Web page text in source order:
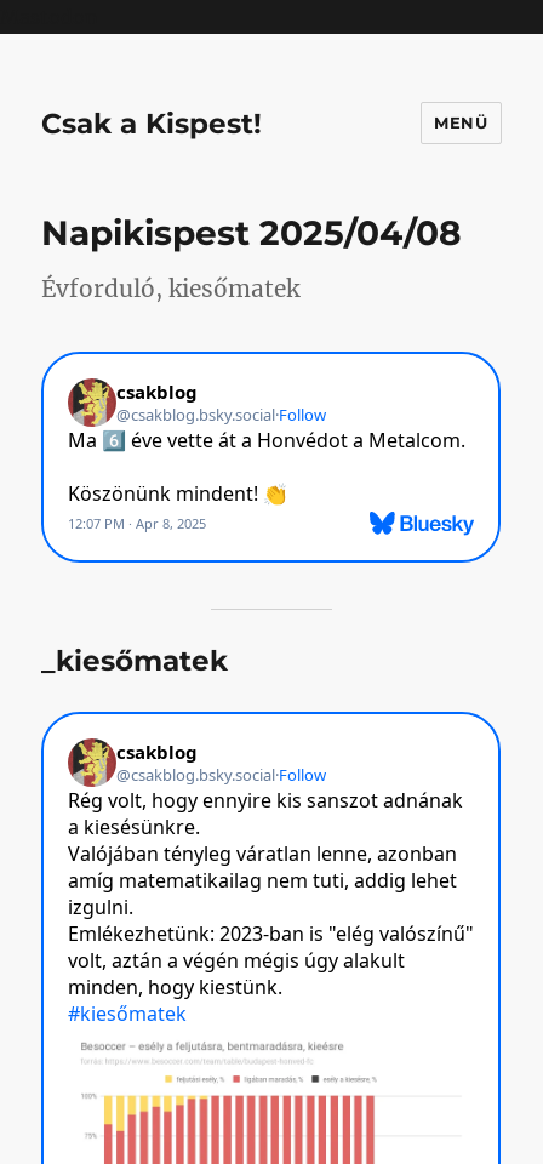
Csak a Kispest! MENÜ
Napikispest 2025/04/08
Évforduló, kiesőmatek
_kiesőmatek